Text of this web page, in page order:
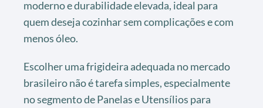
moderno e durabilidade elevada, ideal para
quem deseja cozinhar sem complicações e com
menos óleo.
Escolher uma frigideira adequada no mercado
brasileiro não é tarefa simples, especialmente
no segmento de Panelas e Utensílios para